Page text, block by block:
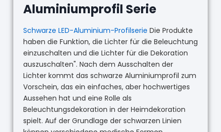
Aluminiumprofil Serie
Schwarze LED-Aluminium-Profilserie Die Produkte
haben die Funktion, die Lichter für die Beleuchtung
einzuschalten und die Lichter für die Dekoration
auszuschalten". Nach dem Ausschalten der
Lichter kommt das schwarze Aluminiumprofil zum
Vorschein, das ein einfaches, aber hochwertiges
Aussehen hat und eine Rolle als
Beleuchtungsdekoration in der Heimdekoration
spielt. Auf der Grundlage der schwarzen Linien